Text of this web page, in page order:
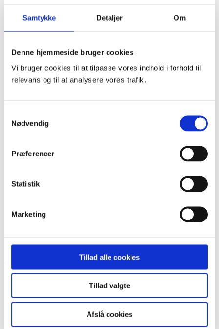
Samtykke Detaljer Om
Denne hjemmeside bruger cookies
Vi bruger cookies til at tilpasse vores indhold i forhold til
relevans og til at analysere vores trafik.
Nødvendig
Præferencer
Statistik
Marketing
Tillad alle cookies
Tillad valgte
Afslå cookies
Nyheder
ESG
Klima og miljø
18.-20. november 2026
Tidspunkt:
Aalborg Kongres & Kultur Center